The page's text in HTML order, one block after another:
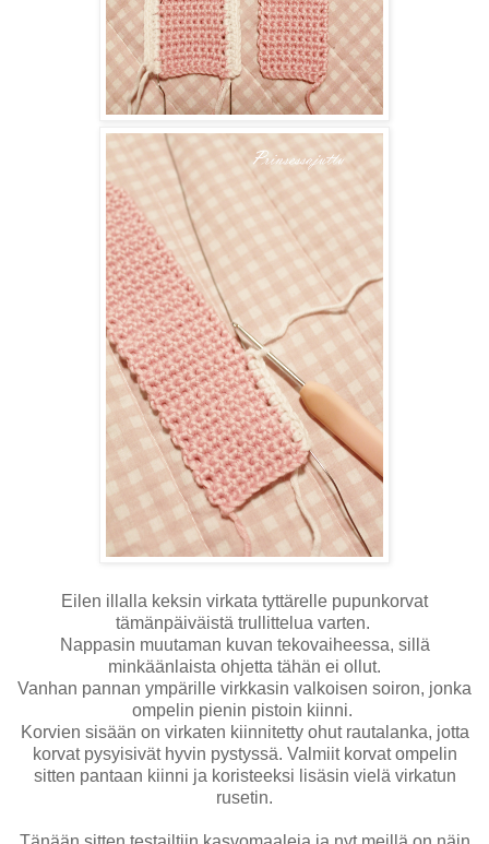
Eilen illalla keksin virkata tyttärelle pupunkorvat
tämänpäiväistä trullittelua varten.
Nappasin muutaman kuvan tekovaiheessa, sillä
minkäänlaista ohjetta tähän ei ollut.
Vanhan pannan ympärille virkkasin valkoisen soiron, jonka
ompelin pienin pistoin kiinni.
Korvien sisään on virkaten kiinnitetty ohut rautalanka, jotta
korvat pysyisivät hyvin pystyssä. Valmiit korvat ompelin
sitten pantaan kiinni ja koristeeksi lisäsin vielä virkatun
rusetin.